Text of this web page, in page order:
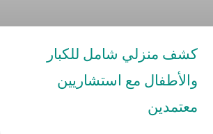
كشف منزلي شامل للكبار
والأطفال مع استشاريين
معتمدين